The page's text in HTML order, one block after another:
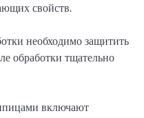
свойств.
необходимо защитить
обработки тщательно
включают